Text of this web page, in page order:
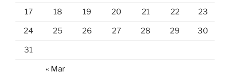
17 18 19 20 21 22 23
24 25 26 27 28 29 30
31
« Mar